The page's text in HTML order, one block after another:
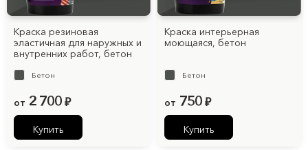
Краска резиновая
эластичная для наружных и
внутренних работ, бетон
Бетон
от 2 700 ₽
Купить
Краска интерьерная
моющаяся, бетон
Бетон
от 750 ₽
Купить